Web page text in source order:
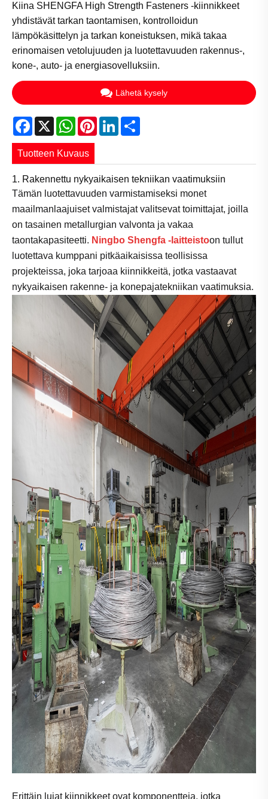
Kiina SHENGFA High Strength Fasteners -kiinnikkeet
yhdistävät tarkan taontamisen, kontrolloidun
lämpökäsittelyn ja tarkan koneistuksen, mikä takaa
erinomaisen vetolujuuden ja luotettavuuden rakennus-,
kone-, auto- ja energiasovelluksiin.
Lähetä kysely
Facebook
X WhatsApp
PinterestLinkedIn
Tuotteen Kuvaus
1. Rakennettu nykyaikaisen tekniikan vaatimuksiin
Tämän luotettavuuden varmistamiseksi monet
maailmanlaajuiset valmistajat valitsevat toimittajat, joilla
on tasainen metallurgian valvonta ja vakaa
taontakapasiteetti. Ningbo Shengfa -laitteistoon tullut
luotettava kumppani pitkäaikaisissa teollisissa
projekteissa, joka tarjoaa kiinnikkeitä, jotka vastaavat
nykyaikaisen rakenne- ja konepajatekniikan vaatimuksia.
Erittäin lujat kiinnikkeet ovat komponentteja, jotka